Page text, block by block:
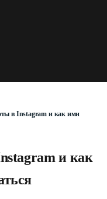
в Instagram и как ими
и как